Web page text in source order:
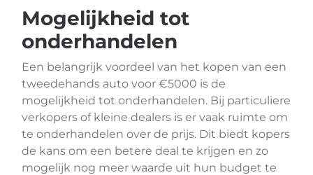
Mogelijkheid tot
onderhandelen
Een belangrijk voordeel van het kopen van een
tweedehands auto voor €5000 is de
mogelijkheid tot onderhandelen. Bij particuliere
verkopers of kleine dealers is er vaak ruimte om
te onderhandelen over de prijs. Dit biedt kopers
de kans om een betere deal te krijgen en zo
mogelijk nog meer waarde uit hun budget te